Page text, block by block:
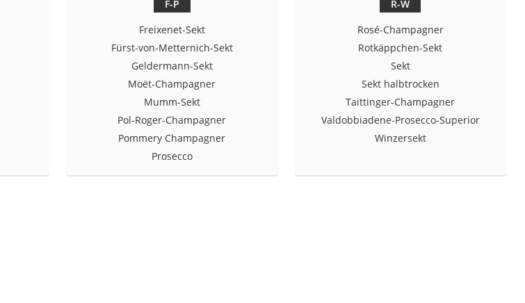
F-P
Freixenet-Sekt
Fürst-von-Metternich-Sekt
Geldermann-Sekt
Moët-Champagner
Mumm-Sekt
Pol-Roger-Champagner
Pommery Champagner
Prosecco
R-W
Rosé-Champagner
Rotkäppchen-Sekt
Sekt
Sekt halbtrocken
Taittinger-Champagner
Valdobbiadene-Prosecco-Superior
Winzersekt